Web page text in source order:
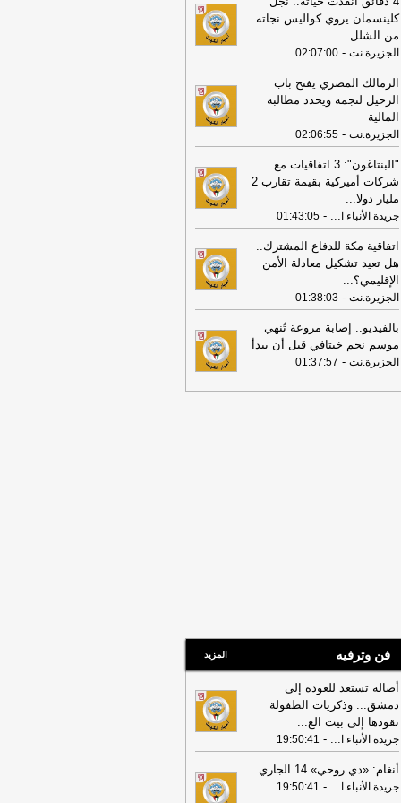
في جرمانا السورية
جريدة الراي
16:53
الكويت تدين وتستنكر تفجير حافلة
في مدينة جرمانا السورية
16:53
وزير التربية يصدر قراراً بإلغاء
التعليمي للمدرسة الإيرانية
وإغلاقها-جريدة الأنباء الكويتية
16:53
خريطة عمل لتعزيز دور الشباب في
التنمية والسلام
جريدة الأنباء الكويتية
16:32
الكويت تدين وتستنكر بشدة
ميليشيا الحوثي على نجران وتؤكد
المطلق مع السعودية
جريدة الراي
16:05
الكويت تدين وتستنكر بشدة
ميليشيا الحوثي على نجران وتؤكد
15:34
سفيرنا بالمملكة المتحدة: دعم
في المبادرات التعليمية والثقافية
كلينسمان يروي كواليس نجاته
من الشلل
الجزيرة.نت -
02:07:00
الزمالك المصري يفتح باب
الرحيل لنجمه ويحدد مطالبه
المالية
الجزيرة.نت -
02:06:55
"البنتاغون": 3 اتفاقيات مع
شركات أميركية بقيمة تقارب 2
مليار دولا...
جريدة الأنباء ا ...
-
01:43:05
اتفاقية مكة للدفاع المشترك..
هل تعيد تشكيل معادلة الأمن
الإقليمي؟...
الجزيرة.نت -
01:38:03
بالفيديو.. إصابة مروعة تُنهي
موسم نجم خيتافي قبل أن يبدأ
الجزيرة.نت -
01:37:57
فن وترفيه المزيد
أصالة تستعد للعودة إلى
دمشق... وذكريات الطفولة
تقودها إلى بيت الع...
جريدة الأنباء ا ...
-
19:50:41
أنغام: «دي روحي» 14 الجاري
جريدة الأنباء ا ...
-
19:50:41